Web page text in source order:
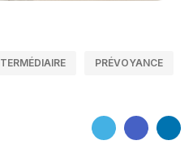
PRÉVOYANCE